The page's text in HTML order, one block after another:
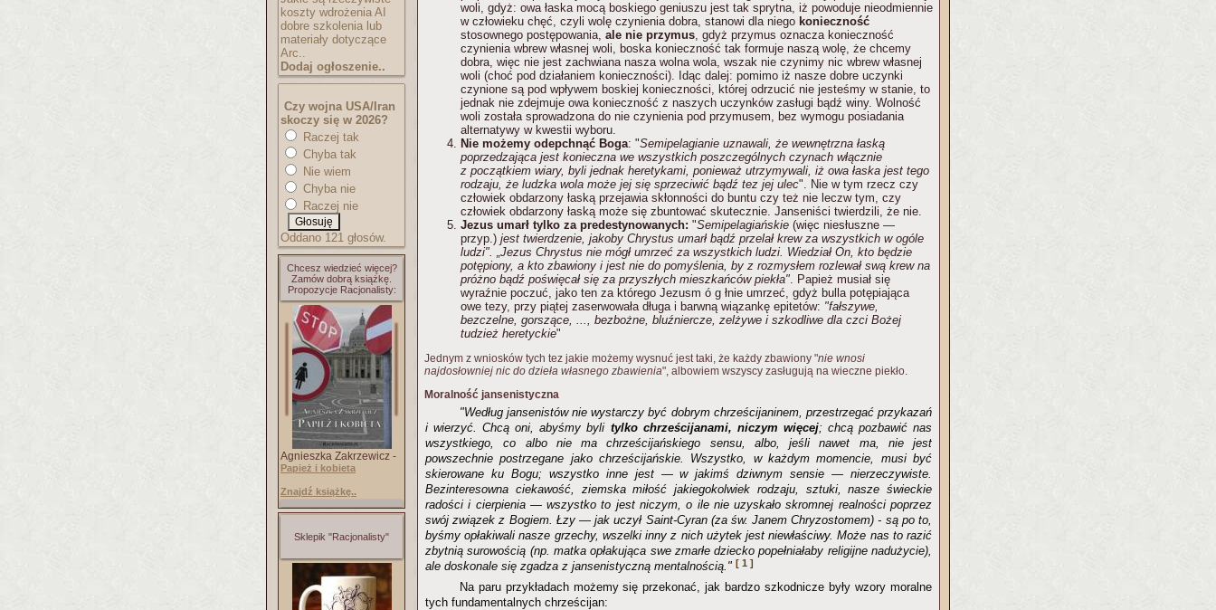
koszty wdrożenia AI
dobre szkolenia lub
materiały dotyczące
Arc..
Dodaj ogłoszenie..
Czy wojna USA/Iran
skoczy się w 2026?
Raczej tak
Chyba tak
Nie wiem
Chyba nie
Raczej nie
Oddano 121 głosów.
Chcesz wiedzieć więcej?
Zamów dobrą książkę.
Propozycje Racjonalisty:
Agnieszka Zakrzewicz -
Papież i kobieta
Znajdź książkę..
Sklepik "Racjonalisty"
woli, gdyż: owa łaska mocą boskiego geniuszu jest tak sprytna, iż powoduje nieodmiennie
w człowieku chęć, czyli wolę czynienia dobra, stanowi dla niego konieczność
stosownego postępowania, ale nie przymus, gdyż przymus oznacza konieczność
czynienia wbrew własnej woli, boska konieczność tak formuje naszą wolę, że chcemy
dobra, więc nie jest zachwiana nasza wolna wola, wszak nie czynimy nic wbrew własnej
woli (choć pod działaniem konieczności). Idąc dalej: pomimo iż nasze dobre uczynki
czynione są pod wpływem boskiej konieczności, której odrzucić nie jesteśmy w stanie, to
jednak nie zdejmuje owa konieczność z naszych uczynków zasługi bądź winy. Wolność
woli została sprowadzona do nie czynienia pod przymusem, bez wymogu posiadania
alternatywy w kwestii wyboru.
Nie możemy odepchnąć Boga: "Semipelagianie uznawali, że wewnętrzna łaską
poprzedzająca jest konieczna we wszystkich poszczególnych czynach włącznie
z początkiem wiary, byli jednak heretykami, ponieważ utrzymywali, iż owa łaska jest tego
rodzaju, że ludzka wola może jej się sprzeciwić bądź tez jej ulec". Nie w tym rzecz czy
człowiek obdarzony łaską przejawia skłonności do buntu czy też nie leczw tym, czy
człowiek obdarzony łaską może się zbuntować skutecznie. Janseniści twierdzili, że nie.
Jezus umarł tylko za predestynowanych: "Semipelagiańskie (więc niesłuszne —
przyp.) jest twierdzenie, jakoby Chrystus umarł bądź przelał krew za wszystkich w ogóle
ludzi". „Jezus Chrystus nie mógł umrzeć za wszystkich ludzi. Wiedział On, kto będzie
potępiony, a kto zbawiony i jest nie do pomyślenia, by z rozmysłem rozlewał swą krew na
próżno bądź poświęcał się za przyszłych mieszkańców piekła". Papież musiał się
wyraźnie poczuć, jako ten za którego Jezusm ó g łnie umrzeć, gdyż bulla potępiająca
owe tezy, przy piątej zaserwowała długa i barwną wiązankę epitetów: "fałszywe,
bezczelne, gorszące, ..., bezbożne, bluźniercze, zelżywe i szkodliwe dla czci Bożej
tudzież heretyckie"
Jednym z wniosków tych tez jakie możemy wysnuć jest taki, że każdy zbawiony "nie wnosi
najdosłowniej nic do dzieła własnego zbawienia", albowiem wszyscy zasługują na wieczne piekło.
Moralność jansenistyczna
"Według jansenistów nie wystarczy być dobrym chrześcijaninem, przestrzegać przykazań
i wierzyć. Chcą oni, abyśmy byli tylko chrześcijanami, niczym więcej; chcą pozbawić nas
wszystkiego, co albo nie ma chrześcijańskiego sensu, albo, jeśli nawet ma, nie jest
powszechnie postrzegane jako chrześcijańskie. Wszystko, w każdym momencie, musi być
skierowane ku Bogu; wszystko inne jest — w jakimś dziwnym sensie — nierzeczywiste.
Bezinteresowna ciekawość, ziemska miłość jakiegokolwiek rodzaju, sztuki, nasze świeckie
radości i cierpienia — wszystko to jest niczym, o ile nie uzyskało skromnej realności poprzez
swój związek z Bogiem. Łzy — jak uczył Saint-Cyran (za św. Janem Chryzostomem) - są po to,
byśmy opłakiwali nasze grzechy, wszelki inny z nich użytek jest niewłaściwy. Może nas to razić
zbytnią surowością (np. matka opłakująca swe zmarłe dziecko popełniałaby religijne nadużycie),
ale doskonale się zgadza z jansenistyczną mentalnością." [ 1 ]
Na paru przykładach możemy się przekonać, jak bardzo szkodnicze były wzory moralne
tych fundamentalnych chrześcijan: